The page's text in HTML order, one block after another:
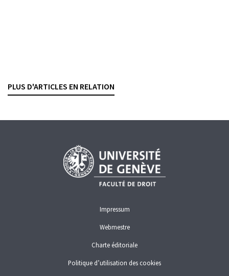
PLUS D'ARTICLES EN RELATION
Impressum
Webmestre
Charte éditoriale
Politique d’utilisation des cookies